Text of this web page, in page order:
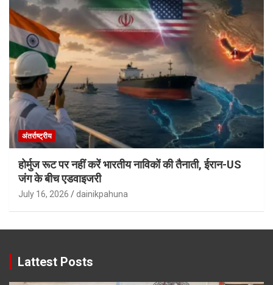
अंतर्राष्ट्रीय
होर्मुज रूट पर नहीं करें भारतीय नाविकों की तैनाती, ईरान-US
जंग के बीच एडवाइजरी
July 16, 2026 dainikpahuna
Lattest Posts